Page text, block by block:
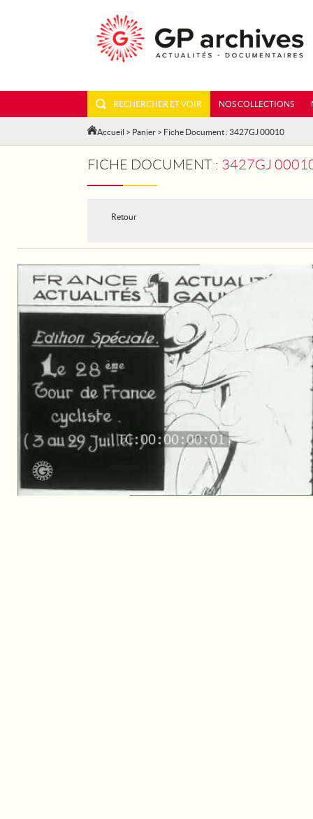
RECHERCHER ET VOIR NOS COLLECTIONS
Accueil > Panier > Fiche Document : 3427GJ 00010
FICHE DOCUMENT : 3427GJ
Retour